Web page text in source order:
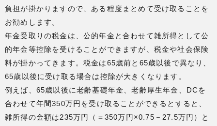
負担が掛かりますので、ある程度まとめて受け取ることを
お勧めします。
年金受取りの税金は、公的年金と合わせて雑所得として公
的年金等控除を受けることができますが、税金や社会保険
料が掛かってきます。税金は65歳前と65歳以後で異なり、
65歳以後に受け取る場合は控除が大きくなります。
例えば、65歳以後に老齢基礎年金、老齢厚生年金、DCを
合わせて年間350万円を受け取ることができるとすると、
雑所得の金額は235万円（＝350万円×0.75－27.5万円）と